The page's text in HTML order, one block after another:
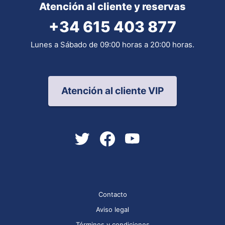
Atención al cliente y reservas
+34 615 403 877
Lunes a Sábado de 09:00 horas a 20:00 horas.
Atención al cliente VIP
Contacto
Aviso legal